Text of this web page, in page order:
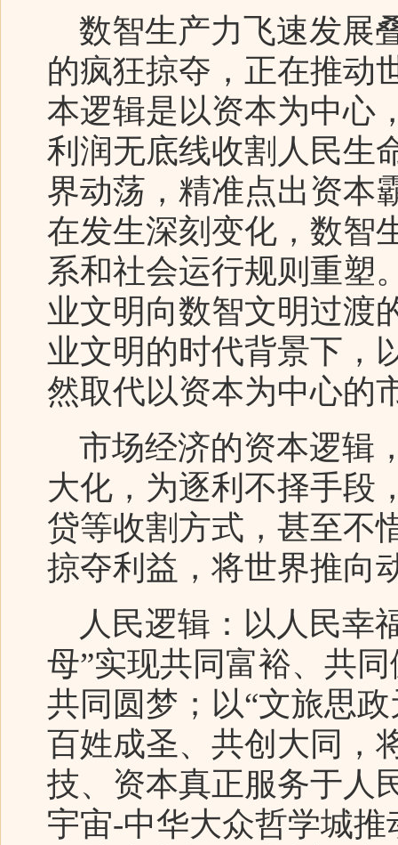
数智生产力飞速发展
的疯狂掠夺，正在推动
本逻辑是以资本为中心
利润无底线收割人民生
界动荡，精准点出资本
在发生深刻变化，数智
系和社会运行规则重塑
业文明向数智文明过渡
业文明的时代背景下，
然取代以资本为中心的
市场经济的资本逻辑
大化，为逐利不择手段
贷等收割方式，甚至不
掠夺利益，将世界推向
人民逻辑：以人民幸
母”实现共同富裕、共
共同圆梦；以“文旅思
百姓成圣、共创大同，
技、资本真正服务于人
宇宙-中华大众哲学城